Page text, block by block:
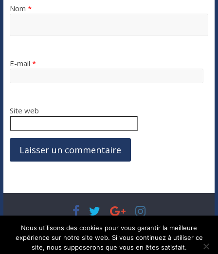
Nom *
E-mail *
Site web
Copyright © 2026 Bénéfices, l'actualité de votre argent, de
votre patrimoine et de vos placements . Tous droits réservés.
Theme ColorMag parThemeGrill.. Propulsé par WordPress.
Nous utilisons des cookies pour vous garantir la meilleure
expérience sur notre site web. Si vous continuez à utiliser ce
site, nous supposerons que vous en êtes satisfait.